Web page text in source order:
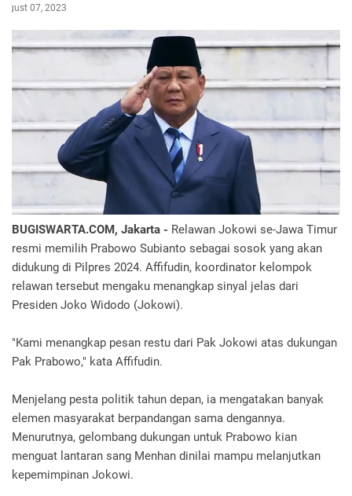
07, 2023
BUGISWARTA.COM, Jakarta - Relawan Jokowi se-Jawa Timur
resmi memilih Prabowo Subianto sebagai sosok yang akan
didukung di Pilpres 2024. Affifudin, koordinator kelompok
relawan tersebut mengaku menangkap sinyal jelas dari
Presiden Joko Widodo (Jokowi).
"Kami menangkap pesan restu dari Pak Jokowi atas dukungan
Pak Prabowo," kata Affifudin.
Menjelang pesta politik tahun depan, ia mengatakan banyak
elemen masyarakat berpandangan sama dengannya.
Menurutnya, gelombang dukungan untuk Prabowo kian
menguat lantaran sang Menhan dinilai mampu melanjutkan
kepemimpinan Jokowi.